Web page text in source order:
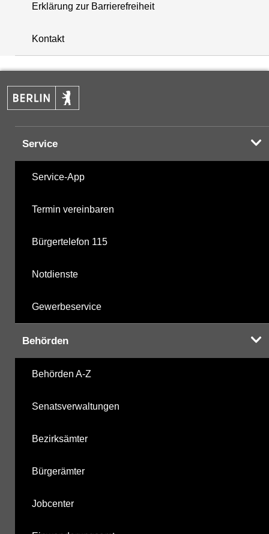
+
−
Erklärung zur Barrierefreiheit
Kontakt
Service
Service-App
Termin vereinbaren
Bürgertelefon 115
Notdienste
Gewerbeservice
Behörden
Behörden A-Z
Senatsverwaltungen
Bezirksämter
Bürgerämter
Jobcenter